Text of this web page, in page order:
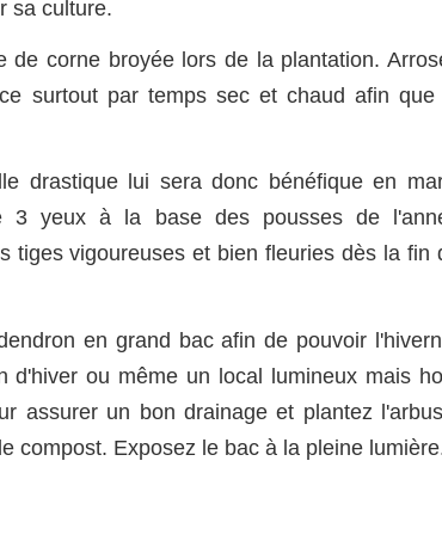
sa culture.
corne broyée lors de la plantation.
surtout par temps sec et chaud afin que
drastique lui sera donc bénéfique en
3 yeux à la base des pousses de
tiges vigoureuses et bien fleuries dès la fin
en grand bac afin de pouvoir
ou même un local lumineux mais
assurer un bon drainage et plantez
compost. Exposez le bac à la pleine